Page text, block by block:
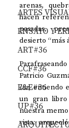
ARTES
ENSAYO Y
ART#36
CCF#36
E&E#36
UP#36
arenas,
hacen
pasadas,
desierto “más
Patricio
luz, entiendo
un gran
nuestra
vista: